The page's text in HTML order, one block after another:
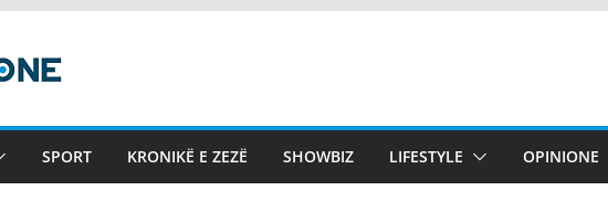
SPORT KRONIKË E ZEZË SHOWBIZ LIFESTYLE OPINIONE